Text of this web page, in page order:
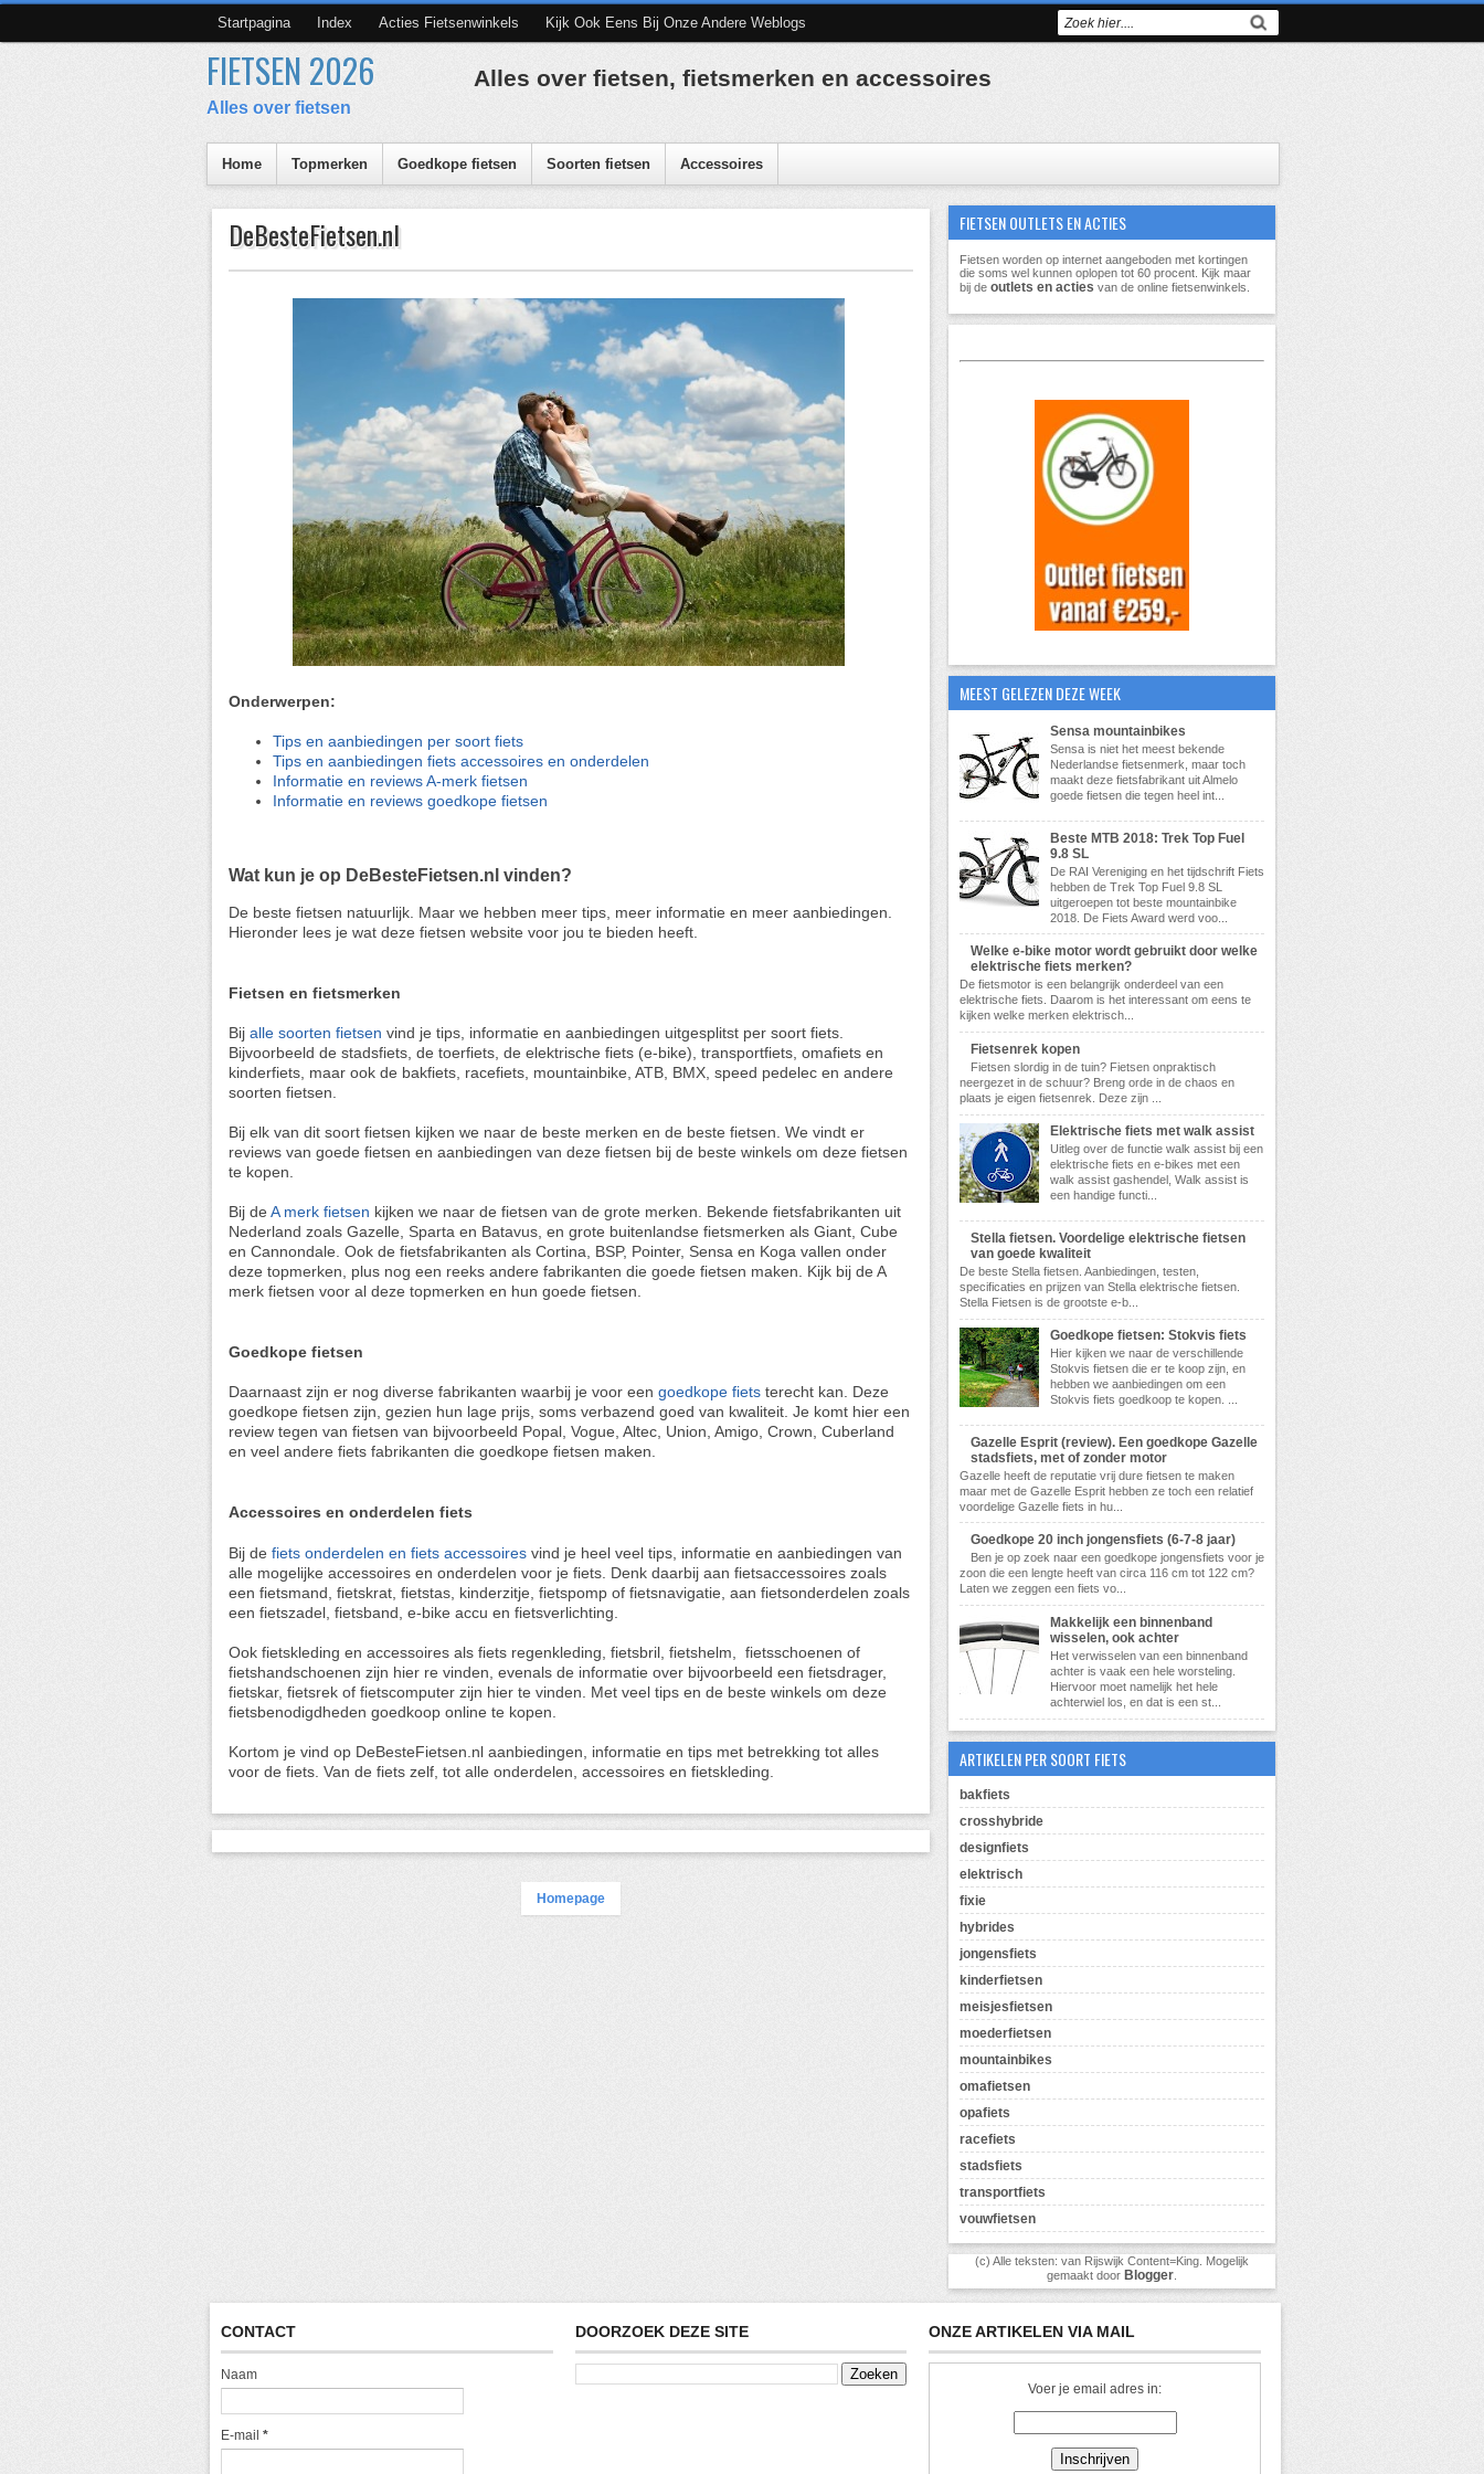
Startpagina Index Acties Fietsenwinkels Kijk Ook Eens Bij Onze Andere Weblogs
FIETSEN 2026
Alles over fietsen
Alles over fietsen, fietsmerken en accessoires
Home Topmerken Goedkope fietsen Soorten fietsen Accessoires
DeBesteFietsen.nl
Onderwerpen:
Tips en aanbiedingen per soort fiets
Tips en aanbiedingen fiets accessoires en onderdelen
Informatie en reviews A-merk fietsen
Informatie en reviews goedkope fietsen
Wat kun je op DeBesteFietsen.nl vinden?
De beste fietsen natuurlijk. Maar we hebben meer tips, meer informatie en meer aanbiedingen.
Hieronder lees je wat deze fietsen website voor jou te bieden heeft.
Fietsen en fietsmerken
Bij alle soorten fietsen vind je tips, informatie en aanbiedingen uitgesplitst per soort fiets.
Bijvoorbeeld de stadsfiets, de toerfiets, de elektrische fiets (e-bike), transportfiets, omafiets en
kinderfiets, maar ook de bakfiets, racefiets, mountainbike, ATB, BMX, speed pedelec en andere
soorten fietsen.
Bij elk van dit soort fietsen kijken we naar de beste merken en de beste fietsen. We vindt er
reviews van goede fietsen en aanbiedingen van deze fietsen bij de beste winkels om deze fietsen
te kopen.
Bij de A merk fietsen kijken we naar de fietsen van de grote merken. Bekende fietsfabrikanten uit
Nederland zoals Gazelle, Sparta en Batavus, en grote buitenlandse fietsmerken als Giant, Cube
en Cannondale. Ook de fietsfabrikanten als Cortina, BSP, Pointer, Sensa en Koga vallen onder
deze topmerken, plus nog een reeks andere fabrikanten die goede fietsen maken. Kijk bij de A
merk fietsen voor al deze topmerken en hun goede fietsen.
Goedkope fietsen
Daarnaast zijn er nog diverse fabrikanten waarbij je voor een goedkope fiets terecht kan. Deze
goedkope fietsen zijn, gezien hun lage prijs, soms verbazend goed van kwaliteit. Je komt hier een
review tegen van fietsen van bijvoorbeeld Popal, Vogue, Altec, Union, Amigo, Crown, Cuberland
en veel andere fiets fabrikanten die goedkope fietsen maken.
Accessoires en onderdelen fiets
Bij de fiets onderdelen en fiets accessoires vind je heel veel tips, informatie en aanbiedingen van
alle mogelijke accessoires en onderdelen voor je fiets. Denk daarbij aan fietsaccessoires zoals
een fietsmand, fietskrat, fietstas, kinderzitje, fietspomp of fietsnavigatie, aan fietsonderdelen zoals
een fietszadel, fietsband, e-bike accu en fietsverlichting.
Ook fietskleding en accessoires als fiets regenkleding, fietsbril, fietshelm, fietsschoenen of
fietshandschoenen zijn hier re vinden, evenals de informatie over bijvoorbeeld een fietsdrager,
fietskar, fietsrek of fietscomputer zijn hier te vinden. Met veel tips en de beste winkels om deze
fietsbenodigdheden goedkoop online te kopen.
Kortom je vind op DeBesteFietsen.nl aanbiedingen, informatie en tips met betrekking tot alles
voor de fiets. Van de fiets zelf, tot alle onderdelen, accessoires en fietskleding.
Homepage
FIETSEN OUTLETS EN ACTIES
Fietsen worden op internet aangeboden met kortingen
die soms wel kunnen oplopen tot 60 procent . Kijk maar
bij de outlets en acties van de online fietsenwinkels.
MEEST GELEZEN DEZE WEEK
Sensa mountainbikes
Sensa is niet het meest bekende
Nederlandse fietsenmerk, maar toch
maakt deze fietsfabrikant uit Almelo
goede fietsen die tegen heel int...
Beste MTB 2018: Trek Top Fuel
9.8 SL
De RAI Vereniging en het tijdschrift Fiets
hebben de Trek Top Fuel 9.8 SL
uitgeroepen tot beste mountainbike
2018. De Fiets Award werd voo...
Welke e-bike motor wordt gebruikt door welke
elektrische fiets merken?
De fietsmotor is een belangrijk onderdeel van een
elektrische fiets. Daarom is het interessant om eens te
kijken welke merken elektrisch...
Fietsenrek kopen
Fietsen slordig in de tuin? Fietsen onpraktisch
neergezet in de schuur? Breng orde in de chaos en
plaats je eigen fietsenrek. Deze zijn ...
Elektrische fiets met walk assist
Uitleg over de functie walk assist bij een
elektrische fiets en e-bikes met een
walk assist gashendel, Walk assist is
een handige functi...
Stella fietsen. Voordelige elektrische fietsen
van goede kwaliteit
De beste Stella fietsen. Aanbiedingen, testen,
specificaties en prijzen van Stella elektrische fietsen.
Stella Fietsen is de grootste e-b...
Goedkope fietsen: Stokvis fiets
Hier kijken we naar de verschillende
Stokvis fietsen die er te koop zijn, en
hebben we aanbiedingen om een
Stokvis fiets goedkoop te kopen. ...
Gazelle Esprit (review). Een goedkope Gazelle
stadsfiets, met of zonder motor
Gazelle heeft de reputatie vrij dure fietsen te maken
maar met de Gazelle Esprit hebben ze toch een relatief
voordelige Gazelle fiets in hu...
Goedkope 20 inch jongensfiets (6-7-8 jaar)
Ben je op zoek naar een goedkope jongensfiets voor je
zoon die een lengte heeft van circa 116 cm tot 122 cm?
Laten we zeggen een fiets vo...
Makkelijk een binnenband
wisselen, ook achter
Het verwisselen van een binnenband
achter is vaak een hele worsteling.
Hiervoor moet namelijk het hele
achterwiel los, en dat is een st...
ARTIKELEN PER SOORT FIETS
bakfiets
crosshybride
designfiets
elektrisch
fixie
hybrides
jongensfiets
kinderfietsen
meisjesfietsen
moederfietsen
mountainbikes
omafietsen
opafiets
racefiets
stadsfiets
transportfiets
vouwfietsen
(c) Alle teksten: van Rijswijk Content=King. Mogelijk
gemaakt door Blogger
CONTACT
Naam
E-mail *
DOORZOEK DEZE SITE ONZE ARTIKELEN VIA MAIL
Voer je email adres in: